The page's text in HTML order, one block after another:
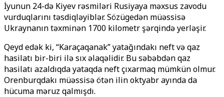
İyunun 24-də Kiyev rəsmiləri Rusiyaya məxsus zavodu
vurduqlarını təsdiqləyiblər. Sözügedən müəssisə
Ukraynanın təxminən 1700 kilometr şərqində yerləşir.
Qeyd edək ki, “Karaçaqanak” yatağındakı neft və qaz
hasilatı bir-biri ilə sıx əlaqəlidir. Bu səbəbdən qaz
hasilatı azaldıqda yataqda neft çıxarmaq mümkün olmur.
Orenburqdakı müəssisə ötən ilin oktyabr ayında da
hücuma məruz qalmışdı.